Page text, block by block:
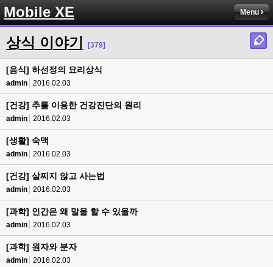
Mobile XE Menu
상식 이야기 [379]
[음식] 하선정의 요리상식
admin 2016.02.03
[건강] 추를 이용한 건강진단의 원리
admin 2016.02.03
[생활] 숙맥
admin 2016.02.03
[건강] 살찌지 않고 사는법
admin 2016.02.03
[과학] 인간은 왜 말을 할 수 있을까
admin 2016.02.03
[과학] 원자와 분자
admin 2016.02.03